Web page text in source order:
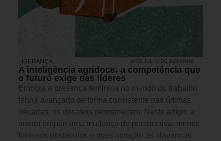
LIDERANÇA 29 DE JULHO DE 2026 07H00
A inteligência agridoce: a competência que
o futuro exige das líderes
Embora a presença feminina no mundo do trabalho
tenha avançado de forma consistente nas últimas
décadas, os desafios permanecem. Neste artigo, a
autora propõe uma mudança de perspectiva: menos
foco nos obstáculos e mais atenção às alavancas